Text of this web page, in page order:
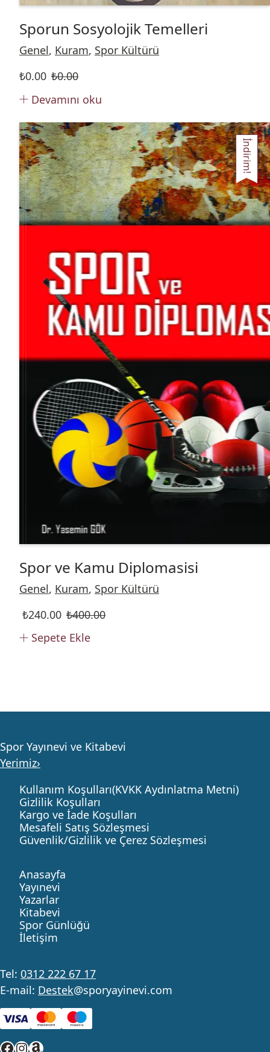
Sporun Sosyolojik Temelleri
Genel, Kuram, Spor Kültürü
₺0.00
₺0.00
Devamını oku
İndirim!
Spor ve Kamu Diplomasisi
Genel, Kuram, Spor Kültürü
₺400.00
₺240.00
Sepete Ekle
Spor Yayınevi ve Kitabevi
Yerimiz›
Kullanım Koşulları(KVKK Aydınlatma Metni)
Gizlilik Koşulları
Kargo ve İade Koşulları
Mesafeli Satış Sözleşmesi
Güvenlik/Gizlilik ve Çerez Sözleşmesi
Anasayfa
Yayınevi
Yazarlar
Kitabevi
Spor Günlüğü
İletişim
Tel: 0312 222 67 17
E-mail: Destek@sporyayinevi.com